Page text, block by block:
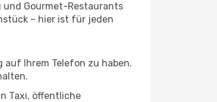
und Gourmet-Restaurants
– hier ist für jeden
auf Ihrem Telefon zu haben.
Taxi, öffentliche